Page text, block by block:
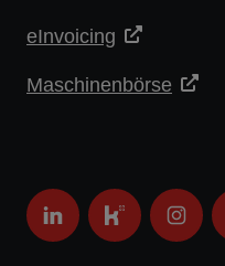
eInvoicing
Maschinenbörse